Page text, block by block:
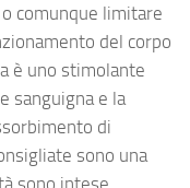
comunque limitare
del corpo
è uno stimolante
sanguigna e la
di
sono una
sono intese